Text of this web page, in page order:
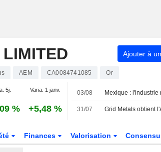
Ajouter à
AEM CA0084741085 Or
5j. Varia. 1 janv.
% +5,48 %
03/08
31/07
Finances Valorisation